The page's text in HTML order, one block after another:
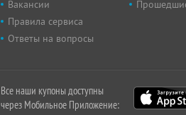
Вакансии
Правила сервиса
Ответы на вопросы
Все наши купоны доступны
через Мобильное Приложение: